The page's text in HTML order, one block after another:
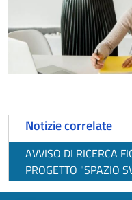
Notizie correlate
AVVISO DI RICERCA
PROGETTO "SPAZIO